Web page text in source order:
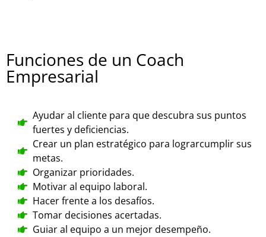
Funciones de un Coach
Empresarial
Ayudar al cliente para que descubra sus puntos
fuertes y deficiencias.
Crear un plan estratégico para lograrcumplir sus
metas.
Organizar prioridades.
Motivar al equipo laboral.
Hacer frente a los desafíos.
Tomar decisiones acertadas.
Guiar al equipo a un mejor desempeño.